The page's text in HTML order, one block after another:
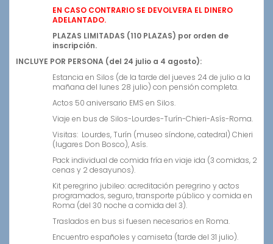
EN CASO CONTRARIO SE DEVOLVERA EL DINERO
ADELANTADO.
PLAZAS LIMITADAS (110 PLAZAS) por orden de
inscripción.
INCLUYE POR PERSONA (del 24 julio a 4 agosto):
Estancia en Silos (de la tarde del jueves 24 de julio a la
mañana del lunes 28 julio) con pensión completa.
Actos 50 aniversario EMS en Silos.
Viaje en bus de Silos-Lourdes-Turín-Chieri-Asís-Roma.
Visitas: Lourdes, Turín (museo síndone, catedral) Chieri
(lugares Don Bosco), Asís.
Pack individual de comida fría en viaje ida (3 comidas, 2
cenas y 2 desayunos).
Kit peregrino jubileo: acreditación peregrino y actos
programados, seguro, transporte público y comida en
Roma (del 30 noche a comida del 3).
Traslados en bus si fuesen necesarios en Roma.
Encuentro españoles y camiseta (tarde del 31 julio).